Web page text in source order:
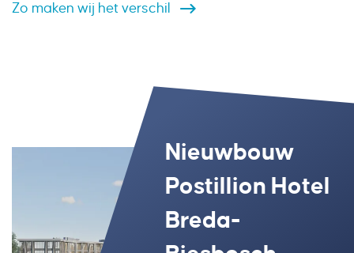
Zo maken wij het verschil
Binnenstedelijke
transformatie
Stadshuis
Ontwikkeling
woontorens
Knoop XL
Nieuwbouw
Postillion Hotel
Breda-
onderhoud en
optoppen
Grijpmaflats
Nieuwbouw De
Bloesemgaard
Binnenstedelijke
transformatie
Stadshuis
Ontwikkeling
woontorens
Knoop XL